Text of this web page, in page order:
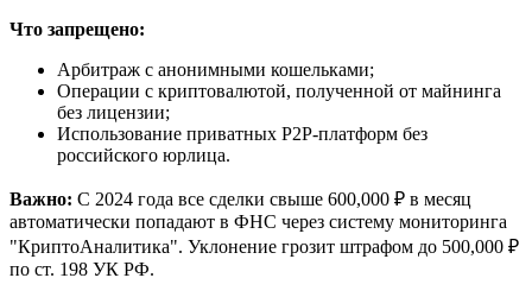
Что запрещено:
Арбитраж с анонимными кошельками;
Операции с криптовалютой, полученной от майнинга
без лицензии;
Использование приватных P2P-платформ без
российского юрлица.
Важно: С 2024 года все сделки свыше 600,000 ₽ в месяц
автоматически попадают в ФНС через систему мониторинга
"КриптоАналитика". Уклонение грозит штрафом до 500,000 ₽
по ст. 198 УК РФ.